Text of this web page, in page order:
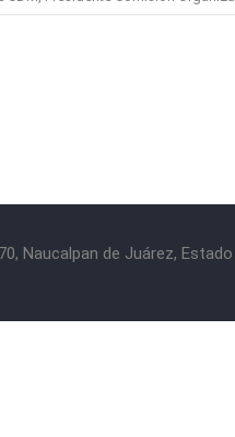
Naucalpan de Juárez,